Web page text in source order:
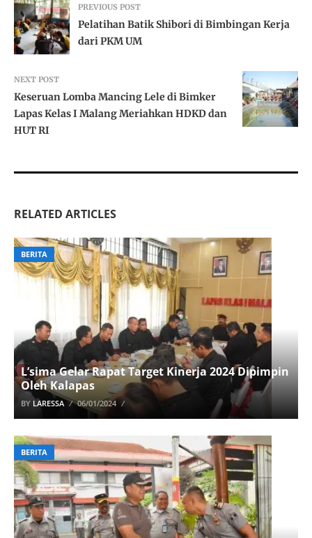
PREVIOUS POST
Pelatihan Batik Shibori di Bimbingan Kerja
dari PKM UM
NEXT POST
Keseruan Lomba Mancing Lele di Bimker
Lapas Kelas I Malang Meriahkan HDKD dan
HUT RI
RELATED ARTICLES
BERITA
L’sima Gelar Rapat Target Kinerja 2024 Dipimpin
Oleh Kalapas
BY LARESSA 06/01/2024
BERITA